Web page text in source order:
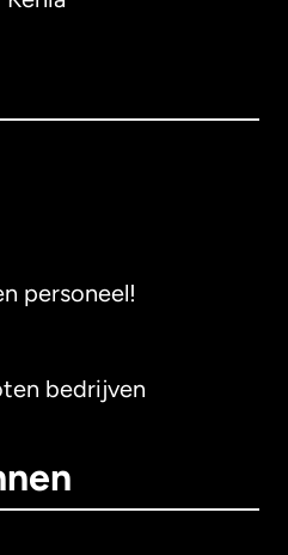
personeel!
bedrijven